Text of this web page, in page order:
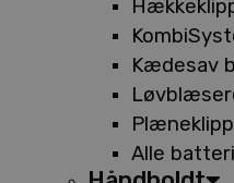
Kædesav
Alle